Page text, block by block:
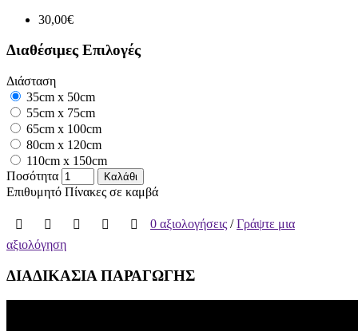
30,00€
Διαθέσιμες Επιλογές
Διάσταση
35cm x 50cm
55cm x 75cm
65cm x 100cm
80cm x 120cm
110cm x 150cm
Ποσότητα
Καλάθι
Επιθυμητό Πίνακες σε καμβά
0 αξιολογήσεις /Γράψτε μια
αξιολόγηση
ΔΙΑΔΙΚΑΣΙΑ ΠΑΡΑΓΩΓΗΣ